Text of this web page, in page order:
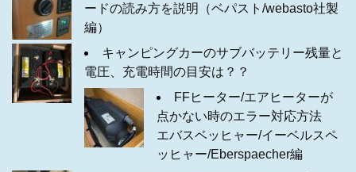
ードの読み方を説明（ベパスト/webasto社製
編）
キャンピングカーのサブバッテリー残量と
電圧、充電時間の目安は？？
FFヒーター/エアヒーターが
点かない時のエラー対応方法
エバスベッヒャー/イーベルスペ
ッヒャー/Eberspaecher編